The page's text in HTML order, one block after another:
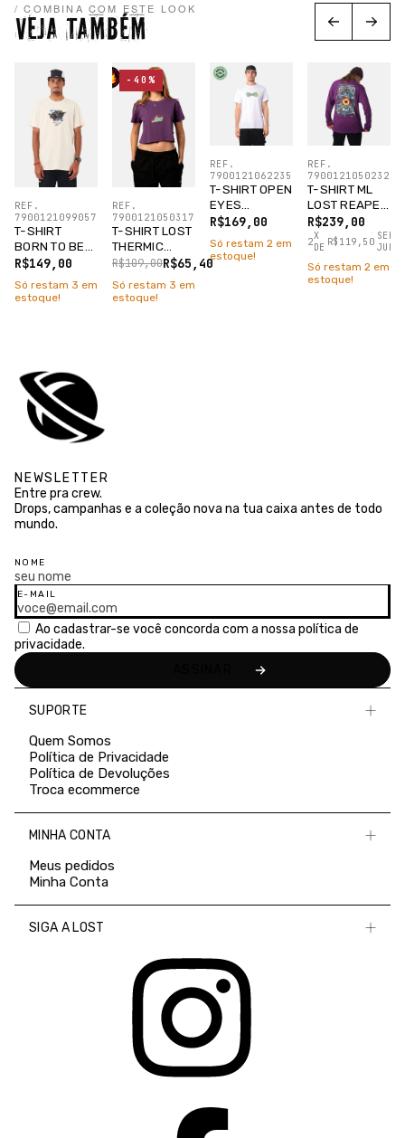
/ COMBINA COM ESTE LOOK
VEJA TAMBÉM
T-SHIRT
BORN TO BE
LOST
R$149,00
REF.
7900121099057
Só restam 3 em
estoque!
T-SHIRT LOST
THERMIC
CROPPEDR$65,40
R$109,00
REF.
7900121050317
-40%
Só restam 3 em
estoque!
T-SHIRT OPEN
EYES
BRANCO
R$169,00
REF.
7900121062235
Só restam 2 em
estoque!
T-SHIRT ML
LOST REAPER
ROXO FIGO
R$239,00
2X
DE R$119,50 SEM
REF.
7900121050232
Só restam 2 em
estoque!
NEWSLETTER
Entre pra crew.
Drops, campanhas e a coleção nova na tua caixa antes de todo
mundo.
NOME
E-MAIL
Ao cadastrar-se você concorda com a nossa política de
privacidade.
SUPORTE
Quem Somos
Política de Privacidade
Política de Devoluções
Troca ecommerce
MINHA CONTA
Meus pedidos
Minha Conta
SIGA A LOST